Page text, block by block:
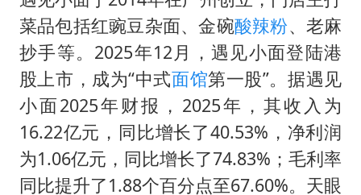
菜品包括红豌豆杂面、金碗酸辣粉、老麻
抄手等。2025年12月，遇见小面登陆港
股上市，成为“中式面馆第一股”。据遇见
小面2025年财报，2025年，其收入为
16.22亿元，同比增长了40.53%，净利润
为1.06亿元，同比增长了74.83%；毛利率
同比提升了1.88个百分点至67.60%。天眼